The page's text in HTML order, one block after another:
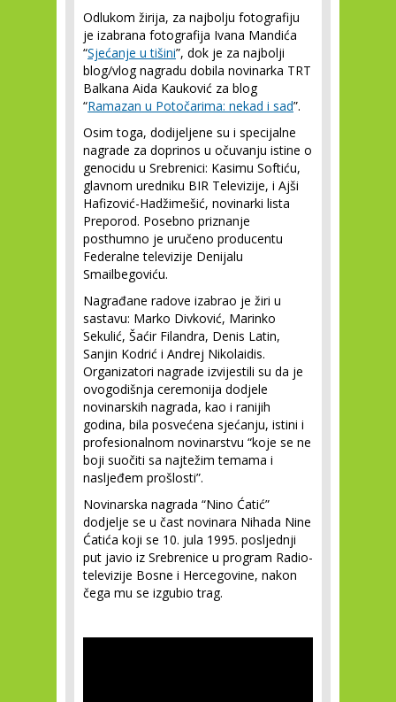
Odlukom žirija, za najbolju fotografiju
je izabrana fotografija Ivana Mandića
“Sjećanje u tišini”, dok je za najbolji
blog/vlog nagradu dobila novinarka TRT
Balkana Aida Kauković za blog
“Ramazan u Potočarima: nekad i sad”.
Osim toga, dodijeljene su i specijalne
nagrade za doprinos u očuvanju istine o
genocidu u Srebrenici: Kasimu Softiću,
glavnom uredniku BIR Televizije, i Ajši
Hafizović-Hadžimešić, novinarki lista
Preporod. Posebno priznanje
posthumno je uručeno producentu
Federalne televizije Denijalu
Smailbegoviću.
Nagrađane radove izabrao je žiri u
sastavu: Marko Divković, Marinko
Sekulić, Šaćir Filandra, Denis Latin,
Sanjin Kodrić i Andrej Nikolaidis.
Organizatori nagrade izvijestili su da je
ovogodišnja ceremonija dodjele
novinarskih nagrada, kao i ranijih
godina, bila posvećena sjećanju, istini i
profesionalnom novinarstvu “koje se ne
boji suočiti sa najtežim temama i
nasljeđem prošlosti”.
Novinarska nagrada “Nino Ćatić”
dodjelje se u čast novinara Nihada Nine
Ćatića koji se 10. jula 1995. posljednji
put javio iz Srebrenice u program Radio-
televizije Bosne i Hercegovine, nakon
čega mu se izgubio trag.